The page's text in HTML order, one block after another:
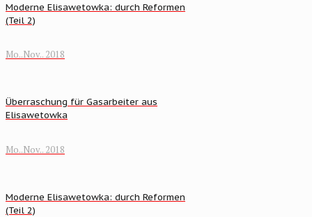
Moderne Elisawetowka: durch Reformen
(Teil 2)
Mo..Nov.. 2018
Überraschung für Gasarbeiter aus
Elisawetowka
Mo..Nov.. 2018
Moderne Elisawetowka: durch Reformen
(Teil 2)